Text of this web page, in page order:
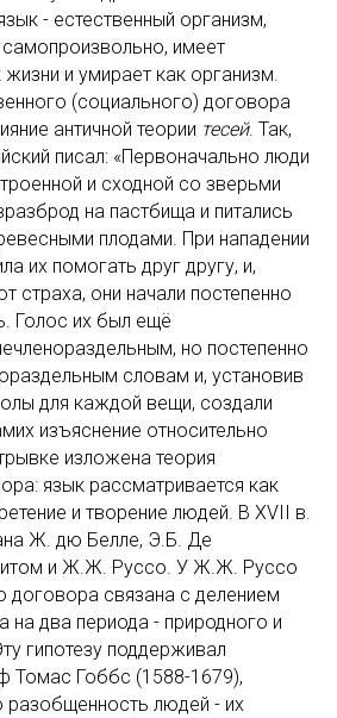
- естественный организм,
имеет
и умирает как организм.
(социального) договора
античной теории тесей. Так,
писал: «Первоначально люди
и сходной со зверьми
на пастбища и питались
плодами. При нападении
их помогать друг другу, и,
страха, они начали постепенно
Голос их был ещё
но постепенно
словам и, установив
для каждой вещи, создали
изъяснение относительно
изложена теория
язык рассматривается как
и творение людей. В XVII в.
Ж. дю Белле, Э.Б. Де
и Ж.Ж. Руссо. У Ж.Ж. Руссо
договора связана с делением
на два периода - природного и
гипотезу поддерживал
Томас Гоббс (1588-1679),
разобщенность людей - их